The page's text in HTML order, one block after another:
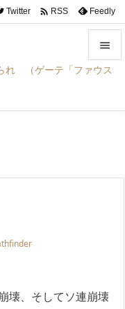
れ （ゲーテ「ファウス



Twitter  RSS Feedly
壊、そしてソ連崩壊